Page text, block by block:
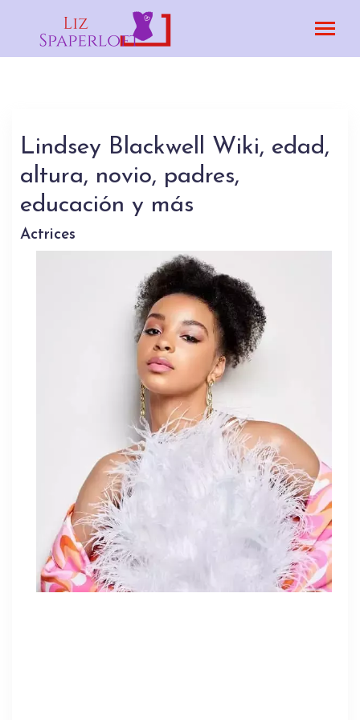
Lindsey Blackwell Wiki, edad,
altura, novio, padres,
educación y más
Actrices